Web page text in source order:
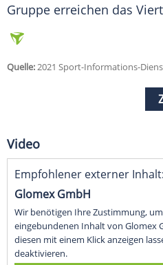
Gruppe erreichen das
Quelle:2021 Sport-Informations-
Video
Empfohlener externer Inhalt:
Glomex GmbH
Wir benötigen Ihre Zustimmung,
eingebundenen Inhalt von Glomex
diesen mit einem Klick anzeigen
deaktivieren.